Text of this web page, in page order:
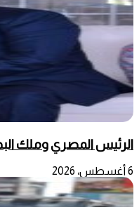
الرئيس المصري وملك
6 أغسطس، 2026